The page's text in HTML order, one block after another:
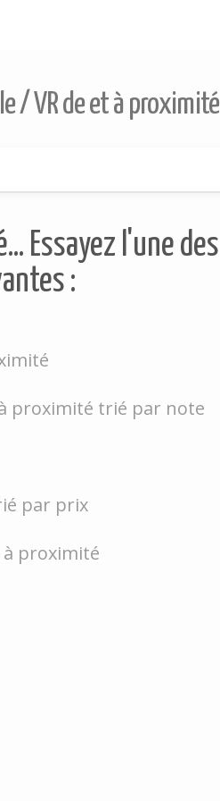
/ VR de et à proximité
Essayez l'une des
:
proximité trié par note
par prix
proximité